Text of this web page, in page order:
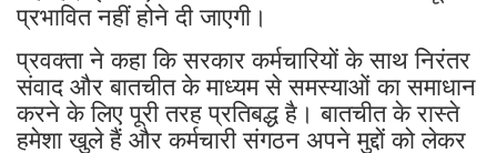
प्रभावित नहीं होने दी जाएगी।
प्रवक्ता ने कहा कि सरकार कर्मचारियों के साथ निरंतर
संवाद और बातचीत के माध्यम से समस्याओं का समाधान
करने के लिए पूरी तरह प्रतिबद्ध है। बातचीत के रास्ते
हमेशा खुले हैं और कर्मचारी संगठन अपने मुद्दों को लेकर